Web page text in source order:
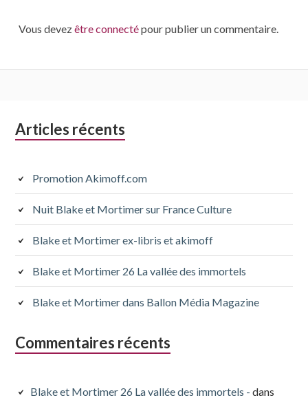
Vous devezêtre connectépour publier un commentaire.
Colonne
subsidiaire
Articles récents
Promotion Akimoff.com
Nuit Blake et Mortimer sur France Culture
Blake et Mortimer ex-libris et akimoff
Blake et Mortimer 26 La vallée des immortels
Blake et Mortimer dans Ballon Média Magazine
Commentaires récents
Blake et Mortimer 26 La vallée des immortels - dans